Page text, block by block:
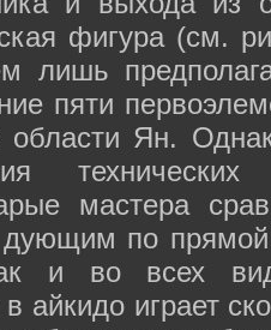
фигура (см.
пяти
Ян.
мастера
дующим по
и во всех
айкидо играет